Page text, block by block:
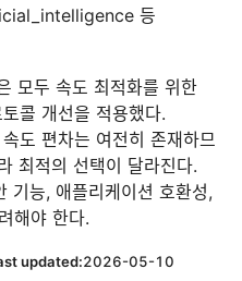
등
모두 속도 최적화를 위한
콜 개선을 적용했다.
도 편차는 여전히 존재하므
최적의 선택이 달라진다.
기능, 애플리케이션 호환성,
해야 한다.
updated:2026-05-10